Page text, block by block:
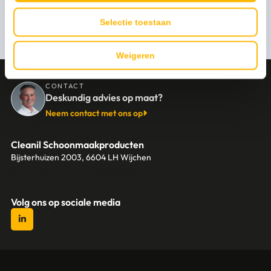
Selectie toestaan
Weigeren
Persoonlijk advies nodig?
Stel een vraag
CONTACT
Deskundig advies op maat?
Neem contact met ons op
Cleanil Schoonmaakproducten
Bijsterhuizen 2003, 6604 LH Wijchen
Volg ons op sociale media